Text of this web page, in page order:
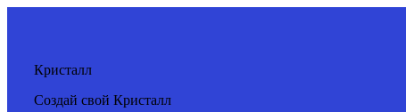
Кристалл
Создай свой Кристалл